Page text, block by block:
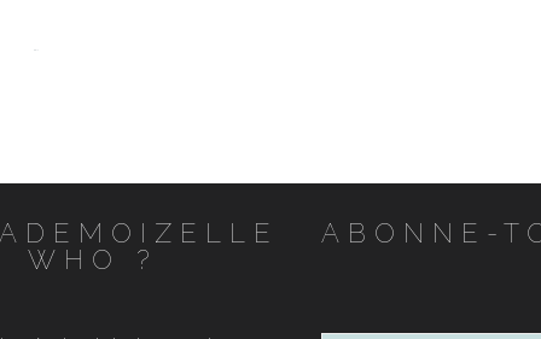
WHO ?
ABONNE-